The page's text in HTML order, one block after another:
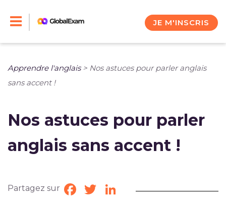
JE M'INSCRIS
Apprendre l'anglais> Nos astuces pour parler anglais
sans accent !
Nos astuces pour parler
anglais sans accent !
Partagez sur Facebook
TwitterLinkedIn